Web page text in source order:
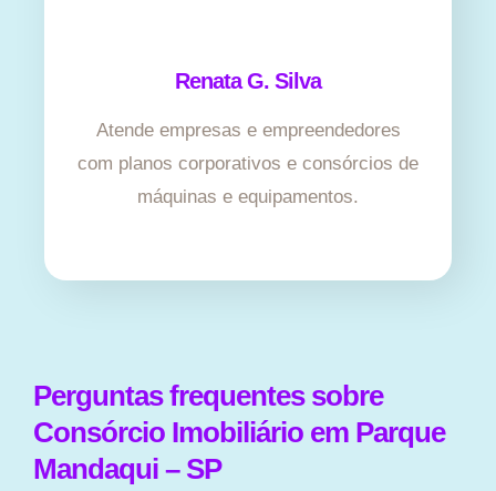
Renata G. Silva
Atende empresas e empreendedores
com planos corporativos e consórcios de
máquinas e equipamentos.
Perguntas frequentes sobre
Consórcio Imobiliário em Parque
Mandaqui – SP